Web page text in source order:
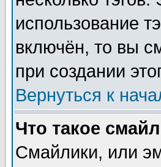
использование
включён, то вы
при создании
Вернуться к
Что такое
Смайлики, или